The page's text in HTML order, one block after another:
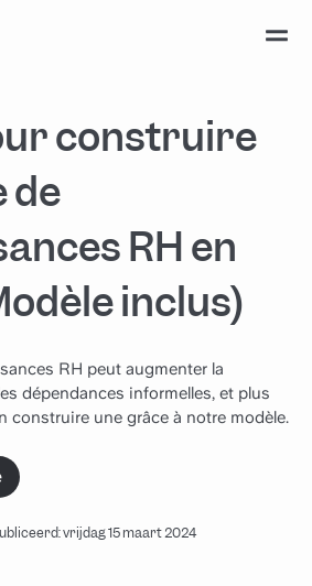
construire
de
RH en
inclus)
RH peut augmenter la
dépendances informelles, et plus
construire une grâce à notre modèle.
vrijdag 15 maart 2024